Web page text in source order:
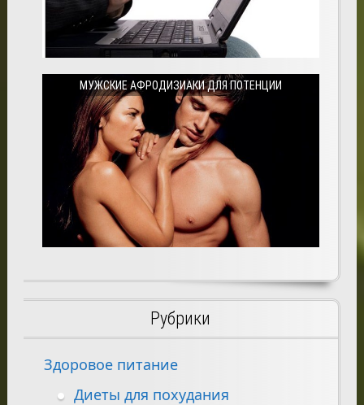
МУЖСКИЕ АФРОДИЗИАКИ ДЛЯ ПОТЕНЦИИ
Рубрики
Здоровое питание
Диеты для похудания